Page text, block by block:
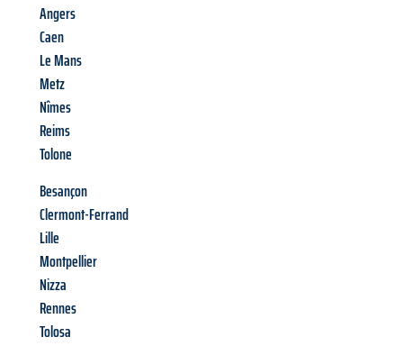
Angers
Caen
Le Mans
Metz
Nîmes
Reims
Tolone
Besançon
Clermont-Ferrand
Lille
Montpellier
Nizza
Rennes
Tolosa